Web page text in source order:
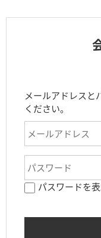
メールアドレスと
ください。
パスワードを